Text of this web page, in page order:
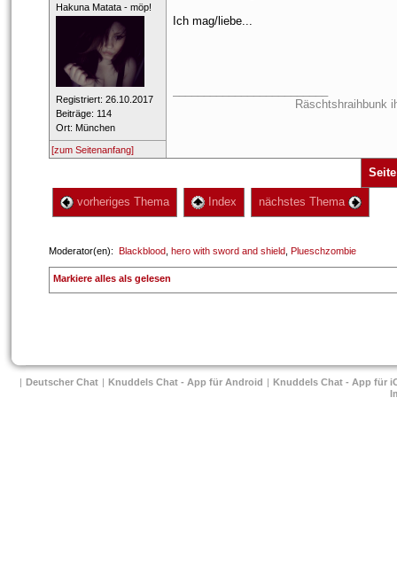
​Hakuna Matata - möp!
Registriert: 26.10.2017
Beiträge: 114
Ort: München
Ich mag/liebe...
Räschtshraihbunk
[zum Seitenanfang]
vorheriges Thema Index nächstes Thema
Moderator(en): Blackblood hero with sword and shield Plueschzombie
Markiere alles als gelesen
| Deutscher Chat | Knuddels Chat - App für Android | Knuddels Chat - App für